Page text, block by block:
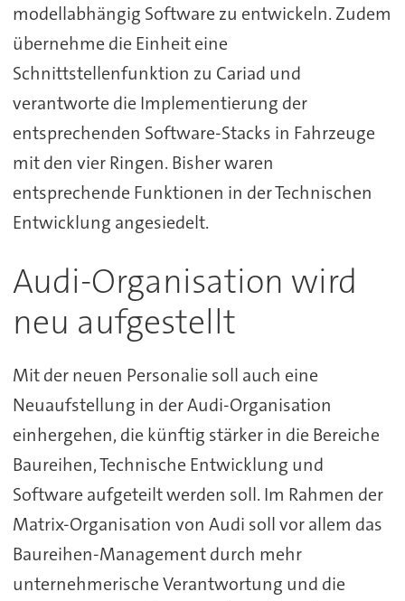
modellabhängig Software zu entwickeln. Zudem
übernehme die Einheit eine
Schnittstellenfunktion zu Cariad und
verantworte die Implementierung der
entsprechenden Software-Stacks in Fahrzeuge
mit den vier Ringen. Bisher waren
entsprechende Funktionen in der Technischen
Entwicklung angesiedelt.
Audi-Organisation wird
neu aufgestellt
Mit der neuen Personalie soll auch eine
Neuaufstellung in der Audi-Organisation
einhergehen, die künftig stärker in die Bereiche
Baureihen, Technische Entwicklung und
Software aufgeteilt werden soll. Im Rahmen der
Matrix-Organisation von Audi soll vor allem das
Baureihen-Management durch mehr
unternehmerische Verantwortung und die